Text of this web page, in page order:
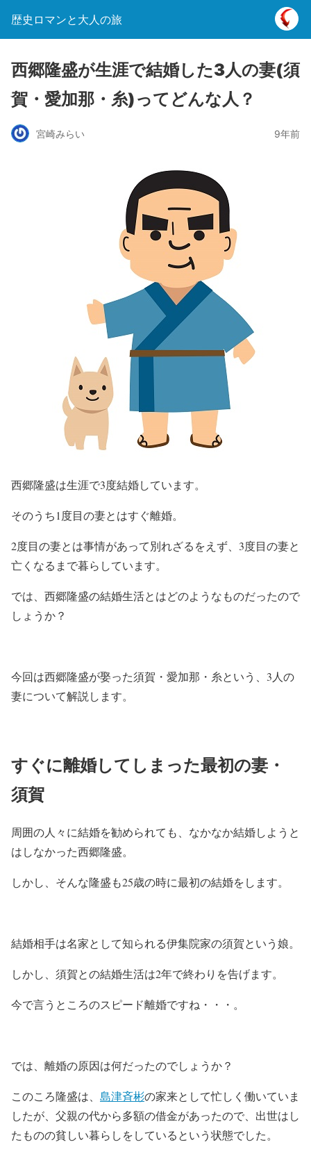
歴史ロマンと大人の旅
西郷隆盛が生涯で結婚した3人の妻(須
賀・愛加那・糸)ってどんな人？
宮崎みらい 9年前
西郷隆盛は生涯で3度結婚しています。
そのうち1度目の妻とはすぐ離婚。
2度目の妻とは事情があって別れざるをえず、3度目の妻と
亡くなるまで暮らしています。
では、西郷隆盛の結婚生活とはどのようなものだったので
しょうか？
今回は西郷隆盛が娶った須賀・愛加那・糸という、3人の
妻について解説します。
すぐに離婚してしまった最初の妻・
須賀
周囲の人々に結婚を勧められても、なかなか結婚しようと
はしなかった西郷隆盛。
しかし、そんな隆盛も25歳の時に最初の結婚をします。
結婚相手は名家として知られる伊集院家の須賀という娘。
しかし、須賀との結婚生活は2年で終わりを告げます。
今で言うところのスピード離婚ですね・・・。
では、離婚の原因は何だったのでしょうか？
このころ隆盛は、 島津斉彬の家来として忙しく働いていま
したが、父親の代から多額の借金があったので、出世はし
たものの貧しい暮らしをしているという状態でした。